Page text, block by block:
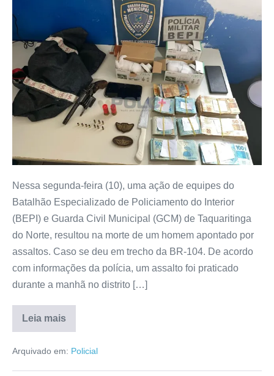
Nessa segunda-feira (10), uma ação de equipes do
Batalhão Especializado de Policiamento do Interior
(BEPI) e Guarda Civil Municipal (GCM) de Taquaritinga
do Norte, resultou na morte de um homem apontado por
assaltos. Caso se deu em trecho da BR-104. De acordo
com informações da polícia, um assalto foi praticado
durante a manhã no distrito […]
Leia mais
Arquivado em: Policial